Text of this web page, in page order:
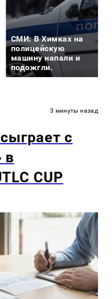
СМИ: В Химках на
полицейскую
машину напали и
подожгли.
3 минуты назад
с
в
CUP